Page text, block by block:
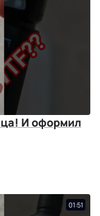
И оформил
01:51